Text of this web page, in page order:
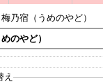
梅乃宿（うめのやど）
のやど）
え